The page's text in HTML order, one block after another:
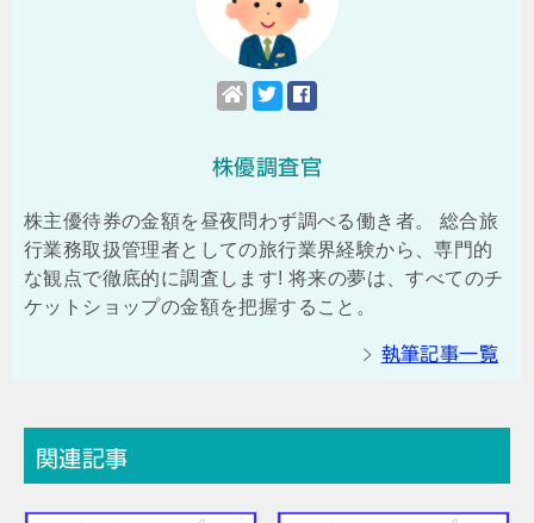
株優調査官
株主優待券の金額を昼夜問わず調べる働き者。 総合旅
行業務取扱管理者としての旅行業界経験から、専門的
な観点で徹底的に調査します! 将来の夢は、すべてのチ
ケットショップの金額を把握すること。
執筆記事一覧
関連記事